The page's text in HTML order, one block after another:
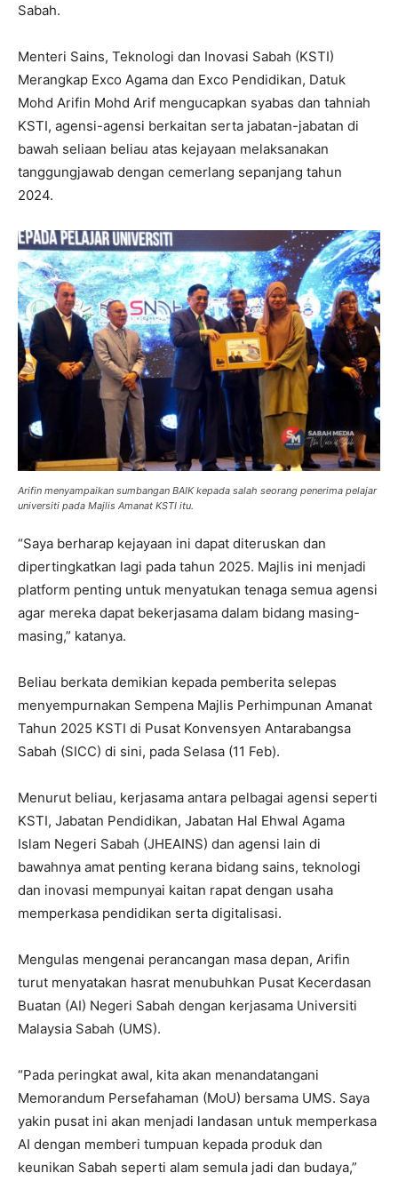
Sabah.
Menteri Sains, Teknologi dan Inovasi Sabah (KSTI)
Merangkap Exco Agama dan Exco Pendidikan, Datuk
Mohd Arifin Mohd Arif mengucapkan syabas dan tahniah
KSTI, agensi-agensi berkaitan serta jabatan-jabatan di
bawah seliaan beliau atas kejayaan melaksanakan
tanggungjawab dengan cemerlang sepanjang tahun
2024.
Arifin menyampaikan sumbangan BAIK kepada salah seorang penerima pelajar
universiti pada Majlis Amanat KSTI itu.
“Saya berharap kejayaan ini dapat diteruskan dan
dipertingkatkan lagi pada tahun 2025. Majlis ini menjadi
platform penting untuk menyatukan tenaga semua agensi
agar mereka dapat bekerjasama dalam bidang masing-
masing,” katanya.
Beliau berkata demikian kepada pemberita selepas
menyempurnakan Sempena Majlis Perhimpunan Amanat
Tahun 2025 KSTI di Pusat Konvensyen Antarabangsa
Sabah (SICC) di sini, pada Selasa (11 Feb).
Menurut beliau, kerjasama antara pelbagai agensi seperti
KSTI, Jabatan Pendidikan, Jabatan Hal Ehwal Agama
Islam Negeri Sabah (JHEAINS) dan agensi lain di
bawahnya amat penting kerana bidang sains, teknologi
dan inovasi mempunyai kaitan rapat dengan usaha
memperkasa pendidikan serta digitalisasi.
Mengulas mengenai perancangan masa depan, Arifin
turut menyatakan hasrat menubuhkan Pusat Kecerdasan
Buatan (AI) Negeri Sabah dengan kerjasama Universiti
Malaysia Sabah (UMS).
“Pada peringkat awal, kita akan menandatangani
Memorandum Persefahaman (MoU) bersama UMS. Saya
yakin pusat ini akan menjadi landasan untuk memperkasa
AI dengan memberi tumpuan kepada produk dan
keunikan Sabah seperti alam semula jadi dan budaya,”